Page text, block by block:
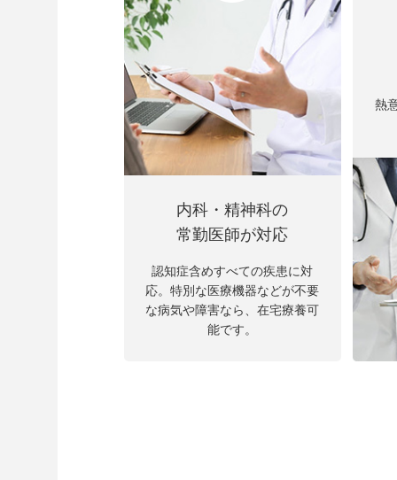
内科・精神科の
常勤医師が対応
認知症含めすべての疾患に対
応。特別な医療機器などが不要
な病気や障害なら、在宅療養可
能です。
熱